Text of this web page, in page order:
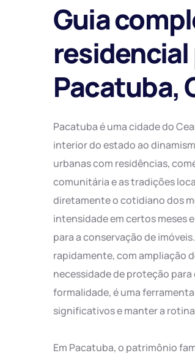
Guia
Pacatuba,
Pacatuba é uma cidade do
interior do estado ao
urbanas com residências,
comunitária e as tradições
diretamente o cotidiano dos
intensidade em certos meses
para a conservação de
rapidamente, com ampliação
necessidade de proteção
formalidade, é uma
significativos e manter a
Em Pacatuba, o patrimônio